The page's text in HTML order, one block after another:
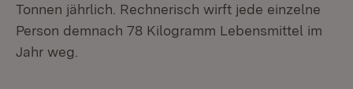
Tonnen jährlich. Rechnerisch wirft jede einzelne
Person demnach 78 Kilogramm Lebensmittel im
Jahr weg.